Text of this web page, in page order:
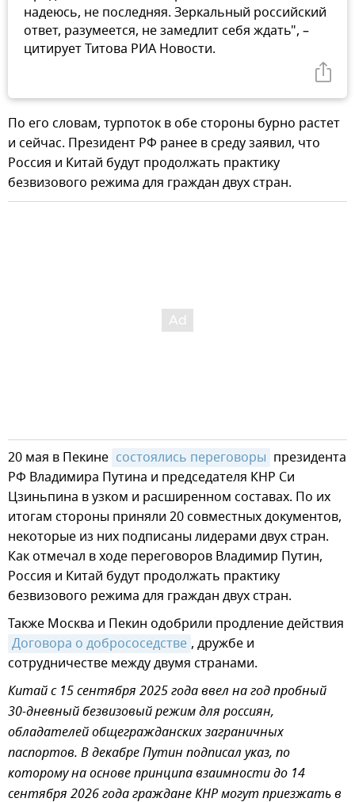
надеюсь, не последняя. Зеркальный российский
ответ, разумеется, не замедлит себя ждать", –
цитирует Титова РИА Новости.
По его словам, турпоток в обе стороны бурно растет
и сейчас. Президент РФ ранее в среду заявил, что
Россия и Китай будут продолжать практику
безвизового режима для граждан двух стран.
20 мая в Пекине состоялись переговоры президента
РФ Владимира Путина и председателя КНР Си
Цзиньпина в узком и расширенном составах. По их
итогам стороны приняли 20 совместных документов,
некоторые из них подписаны лидерами двух стран.
Как отмечал в ходе переговоров Владимир Путин,
Россия и Китай будут продолжать практику
безвизового режима для граждан двух стран.
Также Москва и Пекин одобрили продление действия
Договора о добрососедстве , дружбе и
сотрудничестве между двумя странами.
Китай с 15 сентября 2025 года ввел на год пробный
30-дневный безвизовый режим для россиян,
обладателей общегражданских заграничных
паспортов. В декабре Путин подписал указ, по
которому на основе принципа взаимности до 14
сентября 2026 года граждане КНР могут приезжать в